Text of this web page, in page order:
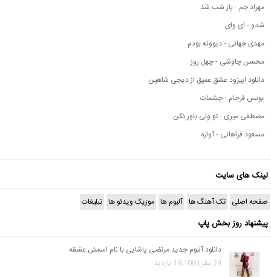
مهراد جم - باز شب شد
شدو - ای وای
مهدی جهانی - دیوونه بودم
محسن چاوشی - چهل روز
دانلود اپیزود عشق عمیق از دیجی شاهین
یونس فرجام - چشمات
مصطفی میری - تو ولی باور نکن
مسعود فراهانی - آواره
لینک های سایت
صفحه اصلی تک آهنگ ها آلبوم ها موزیک ویدئو ها تبلیغات
پیشنهاد روز بخش پاپ
دانلود آلبوم جدید مرتضی پاشایی با نام اسمش عشقه
24 نظر | 19,108 بازدید